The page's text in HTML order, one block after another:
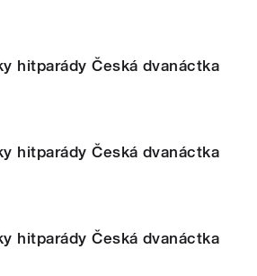
hitparády Česká dvanáctka
hitparády Česká dvanáctka
hitparády Česká dvanáctka